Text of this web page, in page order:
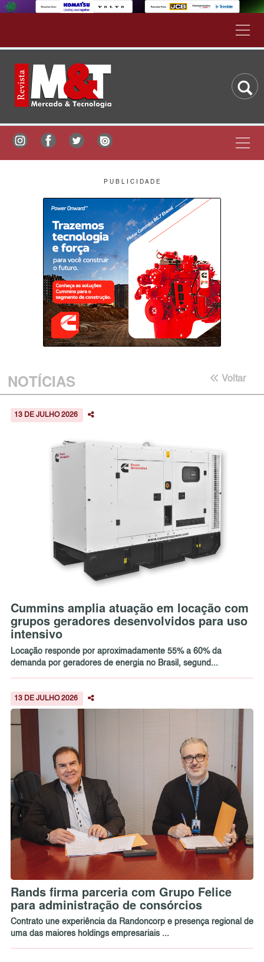
P U B L I C I D A D E
NOTÍCIAS Voltar
13 DE JULHO 2026
Cummins amplia atuação em locação com
grupos geradores desenvolvidos para uso
intensivo
Locação responde por aproximadamente 55% a 60% da
demanda por geradores de energia no Brasil, segund...
13 DE JULHO 2026
Rands firma parceria com Grupo Felice
para administração de consórcios
Contrato une experiência da Randoncorp e presença regional de
uma das maiores holdings empresariais ...